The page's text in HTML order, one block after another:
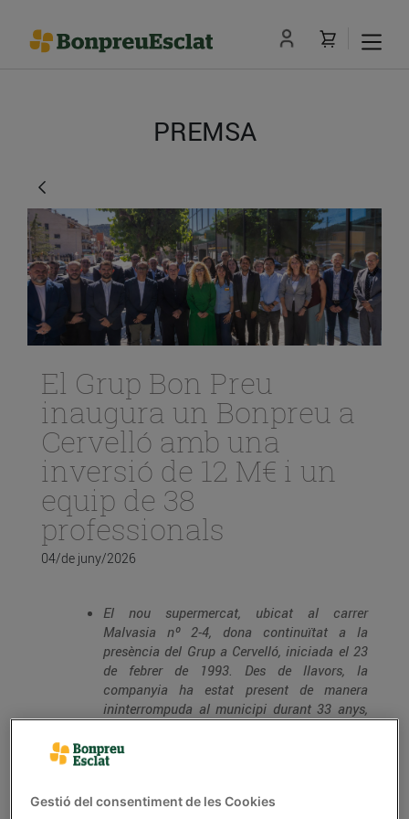
PREMSA
El Grup Bon Preu
inaugura un Bonpreu a
Cervelló amb una
inversió de 12 M€ i un
equip de 38
professionals
04/de juny/2026
El nou supermercat, ubicat al carrer
Malvasia nº 2-4, dona continuïtat a la
presència del Grup a Cervelló, iniciada el 23
de febrer de 1993. Des de llavors, la
companyia ha estat present de manera
ininterrompuda al municipi durant 33 anys,
els veïns i veïnes. Aquest nou establiment
recull aquest llegat i el projecta cap al futur
experiència de compra
Gestió del consentiment de les Cookies